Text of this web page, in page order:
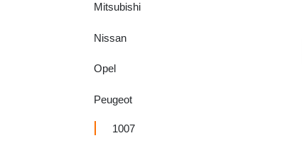
Mitsubishi
Nissan
Opel
Peugeot
1007